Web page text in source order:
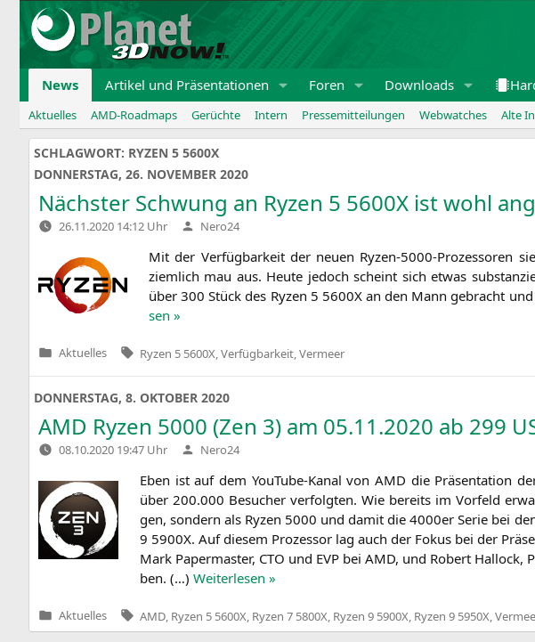
Zum
Inhalt
springen
News Artikel und Präsentationen Foren Downloads
Aktuelles AMD-Roadmaps Gerüchte Intern Pressemitteilungen Webwatches Alte
SCHLAGWORT: RYZEN 5 5600X
DONNERSTAG, 26. NOVEMBER 2020
Nächster Schwung an Ryzen 5 5600X ist wohl
26.11.2020 14:12 Uhr Verfasst
von
Nero24
Mit der Ver­füg­bar­keit der neu­en Ryzen-5000-Pro­zes­so­ren
ziem­lich mau aus. Heu­te jedoch scheint sich etwas
über 300 Stück des Ryzen 5 5600Xan den Mann gebracht
sen »
Veröffentlicht
Aktuelles Tags:
Ryzen 5 5600X Verfügbarkeit Vermeer
DONNERSTAG, 8. OKTOBER 2020
AMD Ryzen 5000 (Zen 3) am 05.11.2020 ab 299
08.10.2020 19:47 Uhr Verfasst
von
Nero24
Eben ist auf dem You­Tube-Kanal von AMD die Prä­sen­ta­ti­on
über 200.000 Besu­cher ver­folg­ten. Wie bereits im Vor­feld
gen, son­dern als Ryzen 5000 und damit die 4000er Serie bei
9 5900X. Auf die­sem Pro­zes­sor lag auch der Fokus bei der
Mark Paper­mas­ter, CTO und EVP bei AMD, und Robert Hal­lo­ck,
ben. (…) Wei­ter­le­sen »
Veröffentlicht
in
Aktuelles Tags:
AMD Ryzen 5 5600X Ryzen 7 5800X Ryzen 9 5900X Ryzen 9 5950X